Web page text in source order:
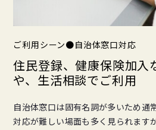
ご利用シーン●自治体窓口対応
住民登録、健康保険加入
や、生活相談でご利用
自治体窓口は固有名詞が多いため通
対応が難しい場面も多く見られます